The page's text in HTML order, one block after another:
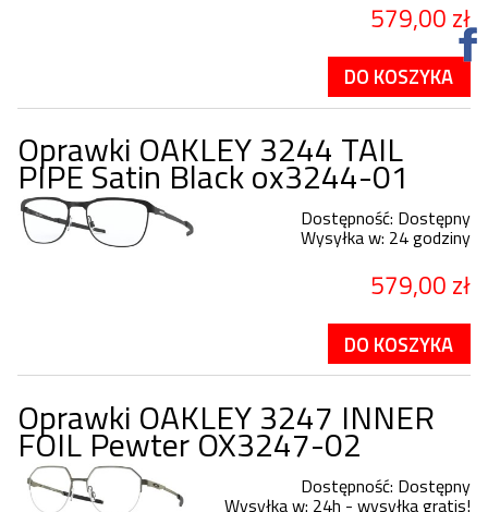
579,00 zł
DO KOSZYKA
Oprawki OAKLEY 3244 TAIL
PIPE Satin Black ox3244-01
Dostępność: Dostępny
Wysyłka w: 24 godziny
579,00 zł
DO KOSZYKA
Oprawki OAKLEY 3247 INNER
FOIL Pewter OX3247-02
Dostępność: Dostępny
Wysyłka w: 24h - wysyłka gratis!